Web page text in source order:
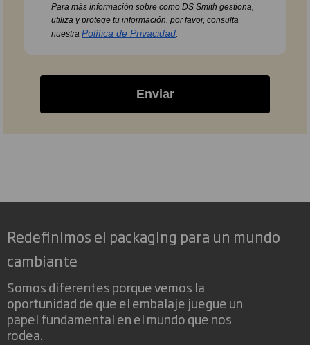
Para más información sobre como DS Smith gestiona,
utiliza y protege tu información, por favor, consulta
nuestra Política de Privacidad
Enviar
Redefinimos el packaging para un mundo
cambiante
Somos diferentes porque vemos la
oportunidad de que el embalaje juegue un
papel fundamental en el mundo que nos
rodea.